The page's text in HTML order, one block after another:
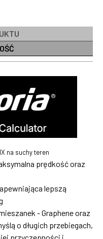
na suchy teren
prędkość oraz
lepszą
- Graphene oraz
o długich przebiegach,
przyczepności i